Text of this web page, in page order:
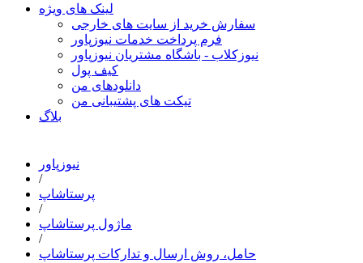
لینک های ویژه
سفارش خرید از سایت های خارجی
فرم پرداخت خدمات نیوزپاور
نیوزکلاب - باشگاه مشتریان نیوزپاور
کیف پول
دانلودهای من
تیکت های پشتیبانی من
بلاگ
نیوزپاور
/
پرستاشاپ
/
ماژول پرستاشاپ
/
حامل، روش ارسال و تدارکات پرستاشاپ